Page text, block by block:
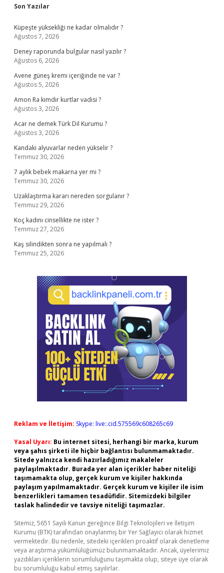
Sidebar
Son Yazılar
Küpeşte yüksekliği ne kadar olmalıdır ?
Ağustos 7, 2026
Deney raporunda bulgular nasıl yazılır ?
Ağustos 6, 2026
Avene güneş kremi içeriğinde ne var ?
Ağustos 5, 2026
Amon Ra kimdir kurtlar vadisi ?
Ağustos 3, 2026
Acar ne demek Türk Dil Kurumu ?
Ağustos 3, 2026
Kandaki alyuvarlar neden yükselir ?
Temmuz 30, 2026
7 aylık bebek makarna yer mi ?
Temmuz 30, 2026
Uzaklaştırma kararı nereden sorgulanır ?
Temmuz 29, 2026
Koç kadını cinsellikte ne ister ?
Temmuz 27, 2026
Kaş silindikten sonra ne yapılmalı ?
Temmuz 25, 2026
Reklam ve İletişim: Skype: live:.cid.575569c608265c69
Yasal Uyarı: Bu internet sitesi, herhangi bir marka, kurum
veya şahıs şirketi ile hiçbir bağlantısı bulunmamaktadır.
Sitede yalnızca kendi hazırladığımız makaleler
paylaşılmaktadır. Burada yer alan içerikler haber niteliği
taşımamakta olup, gerçek kurum ve kişiler hakkında
paylaşım yapılmamaktadır. Gerçek kurum ve kişiler ile isim
benzerlikleri tamamen tesadüfidir. Sitemizdeki bilgiler
taslak halindedir ve tavsiye niteliği taşımazlar.
Sitemiz, 5651 Sayılı Kanun gereğince Bilgi Teknolojileri ve İletişim
Kurumu (BTK) tarafından onaylanmış bir Yer Sağlayıcı olarak hizmet
vermektedir. Bu nedenle, sitedeki içerikleri proaktif olarak denetleme
veya araştırma yükümlülüğümüz bulunmamaktadır. Ancak, üyelerimiz
yazdıkları içeriklerin sorumluluğunu taşımakta olup, siteye üye olarak
bu sorumluluğu kabul etmiş sayılırlar.